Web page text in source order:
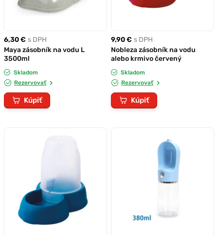
6,30 € s DPH
Maya zásobník na vodu L
3500ml
Skladom
Rezervovať
Kúpiť
9,90 € s DPH
Nobleza zásobník na vodu
alebo krmivo červený
Skladom
Rezervovať
Kúpiť